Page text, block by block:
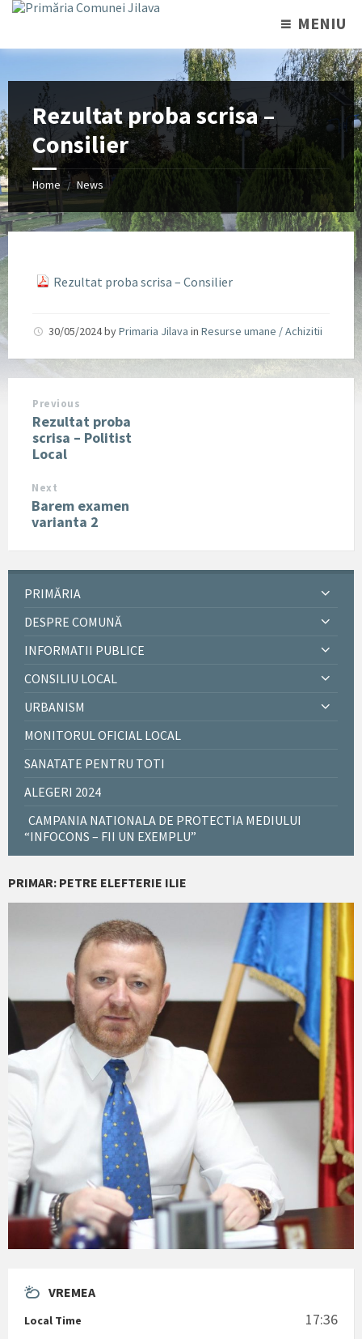
MENIU
Rezultat proba scrisa –
Consilier
Home / News
Rezultat proba scrisa – Consilier
30/05/2024byPrimaria Jilava in Resurse umane / Achizitii
Previous
Rezultat proba
scrisa – Politist
Local
Next
Barem examen
varianta 2
PRIMĂRIA
DESPRE COMUNĂ
INFORMATII PUBLICE
CONSILIU LOCAL
URBANISM
MONITORUL OFICIAL LOCAL
SANATATE PENTRU TOTI
ALEGERI 2024
CAMPANIA NATIONALA DE PROTECTIA MEDIULUI
“INFOCONS – FII UN EXEMPLU”
PRIMAR: PETRE ELEFTERIE ILIE
VREMEA
Local Time 17:36